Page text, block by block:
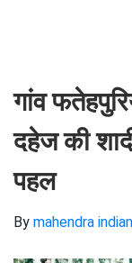
गांव
दहेज की
पहल
By mahendra